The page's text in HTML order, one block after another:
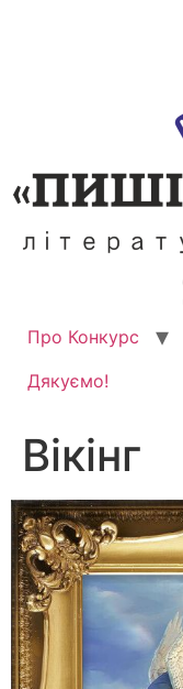
Про Конкурс
Дякуємо!
Вікінг